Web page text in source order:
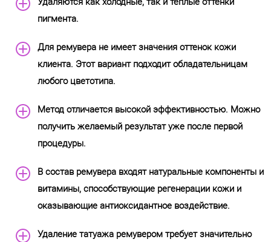
пигмента.
Для ремувера не имеет значения оттенок кожи
клиента. Этот вариант подходит обладательницам
любого цветотипа.
Метод отличается высокой эффективностью. Можно
получить желаемый результат уже после первой
процедуры.
В состав ремувера входят натуральные компоненты и
витамины, способствующие регенерации кожи и
оказывающие антиоксидантное воздействие.
Удаление татуажа ремувером требует значительно